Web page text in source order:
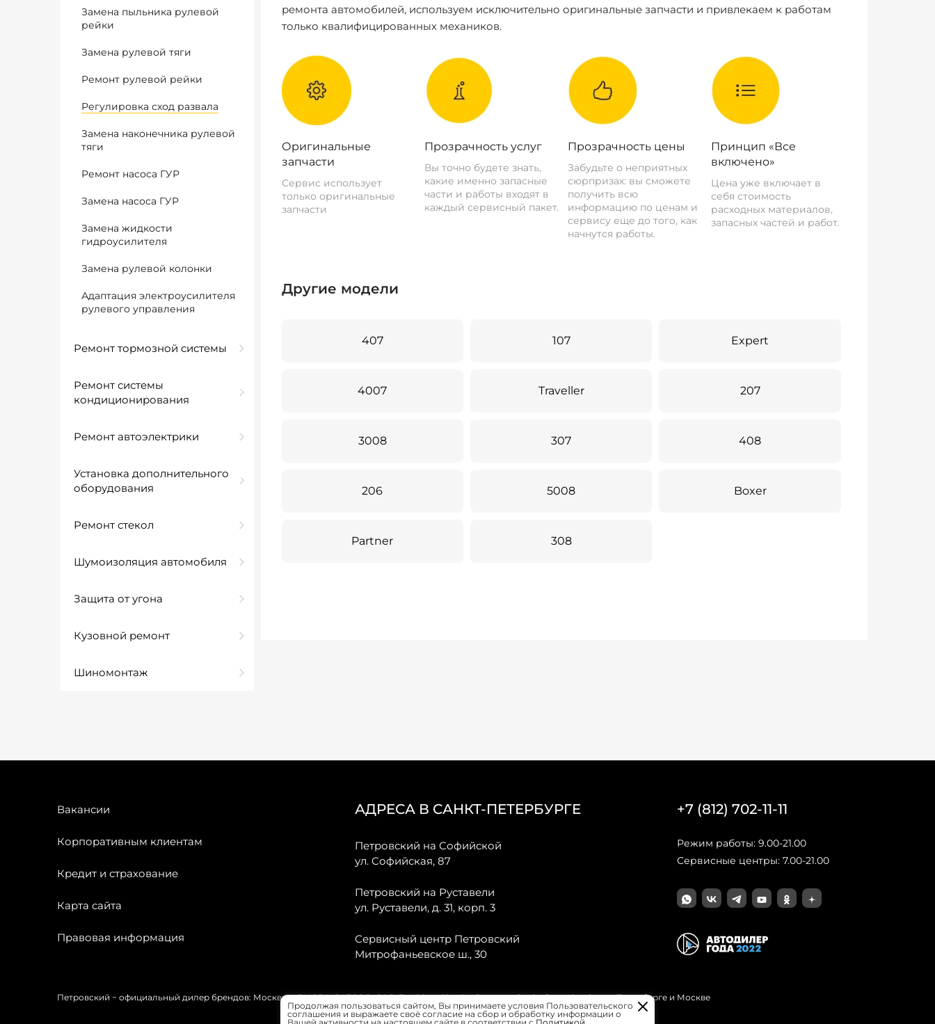
Замена пыльника рулевой
рейки
Замена рулевой тяги
Ремонт рулевой рейки
Регулировка сход развала
Замена наконечника рулевой
тяги
Ремонт насоса ГУР
Замена насоса ГУР
Замена жидкости
гидроусилителя
Замена рулевой колонки
Адаптация электроусилителя
рулевого управления
Ремонт тормозной системы
Ремонт системы
кондиционирования
Ремонт автоэлектрики
Установка дополнительного
оборудования
Ремонт стекол
Шумоизоляция автомобиля
Защита от угона
Кузовной ремонт
Шиномонтаж
ремонта автомобилей, используем исключительно оригинальные запчасти и привлекаем к работам
только квалифицированных механиков.
Оригинальные
запчасти
Сервис использует
только оригинальные
запчасти
Прозрачность услуг
Вы точно будете знать,
какие именно запасные
части и работы входят в
каждый сервисный пакет.
Прозрачность цены
Забудьте о неприятных
сюрпризах: вы сможете
получить всю
информацию по ценам и
сервису еще до того, как
начнутся работы.
Принцип «Все
включено»
Цена уже включает в
себя стоимость
расходных материалов,
запасных частей и работ.
Другие модели
407 107 Expert
4007 Traveller 207
3008 307 408
206 5008 Boxer
Partner 308
Вакансии
Корпоративным клиентам
Кредит и страхование
Карта сайта
Правовая информация
АДРЕСА В САНКТ-ПЕТЕРБУРГЕ
Петровский на Софийской
ул. Софийская, 87
Петровский на Руставели
ул. Руставели, д. 31, корп. 3
Сервисный центр Петровский
Митрофаньевское ш., 30
+7 (812) 702-11-11
Режим работы: 9.00-21.00
Сервисные центры: 7.00-21.00
Петровский − официальный дилер брендов: Москвич, OMODA, JAECOO, GAC, Forthing, Citroёn, Peugeot, Opel и Renault в Санкт-Петербурге и Москве
Продолжая пользоваться сайтом, Вы принимаете условия Пользовательского
соглашения и выражаете своё согласие на сбор и обработку информации о